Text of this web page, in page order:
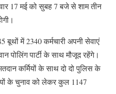
17 मई को सुबह 7 बजे से शाम तीन
में 2340 कर्मचारी अपनी सेवाएं
पोलिंग पार्टी के साथ मौजूद रहेंगे।
कर्मियों के साथ दो दो पुलिस के
के चुनाव को लेकर कुल 1147